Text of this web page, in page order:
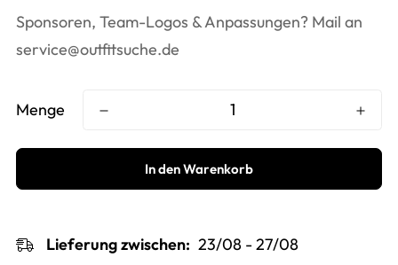
Sponsoren, Team-Logos & Anpassungen? Mail an
service@outfitsuche.de
Menge
In den Warenkorb
Lieferung zwischen: 23/08 - 27/08